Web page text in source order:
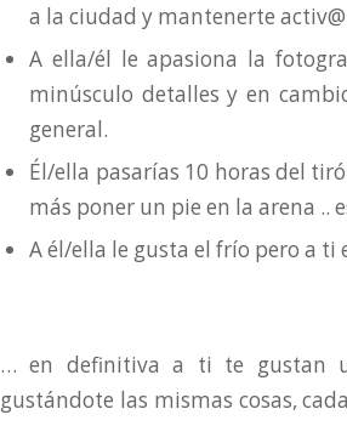
a la ciudad y mantenerte
A ella/él le apasiona la
minúsculo detalles y en
general.
Él/ella pasarías 10 horas del
más poner un pie en la arena ..
A él/ella le gusta el frío pero a ti
… en definitiva a ti te gustan
gustándote las mismas cosas,